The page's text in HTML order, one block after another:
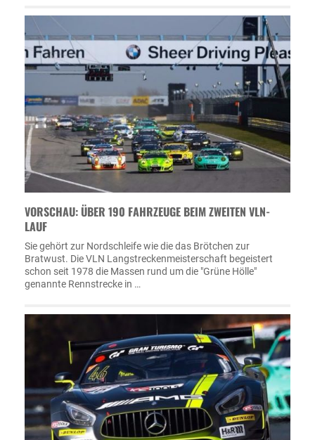
VORSCHAU: ÜBER 190 FAHRZEUGE BEIM ZWEITEN VLN-
LAUF
Sie gehört zur Nordschleife wie die das Brötchen zur
Bratwust. Die VLN Langstreckenmeisterschaft begeistert
schon seit 1978 die Massen rund um die "Grüne Hölle"
genannte Rennstrecke in …